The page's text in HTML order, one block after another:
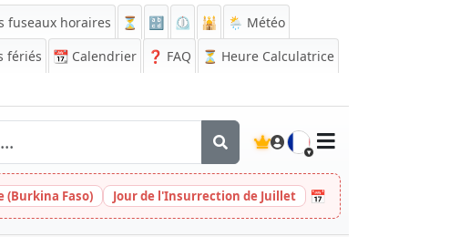
fuseaux horaires ⏳ 🔡 ⏲️ 🕌
🌦️ Météo
fériés 📆 Calendrier ❓ FAQ
⏳ Heure Calculatrice
🇫🇷
(Burkina Faso) Jour de l'Insurrection de Juillet 📅